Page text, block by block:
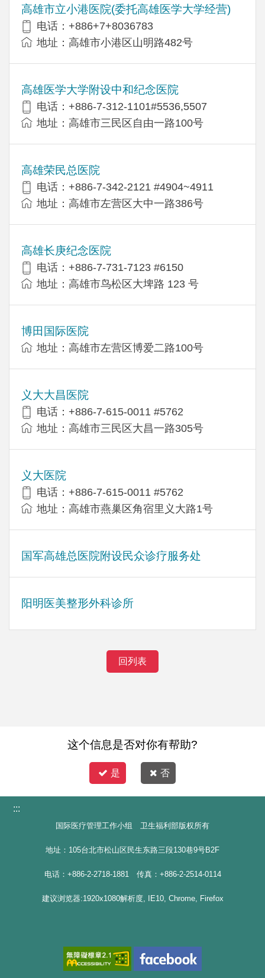
高雄市立小港医院(委托高雄医学大学经营)
电话：+886+7+8036783
地址：高雄市小港区山明路482号
高雄医学大学附设中和纪念医院
电话：+886-7-312-1101#5536,5507
地址：高雄市三民区自由一路100号
高雄荣民总医院
电话：+886-7-342-2121 #4904~4911
地址：高雄市左营区大中一路386号
高雄长庚纪念医院
电话：+886-7-731-7123 #6150
地址：高雄市鸟松区大埤路 123 号
博田国际医院
地址：高雄市左营区博爱二路100号
义大大昌医院
电话：+886-7-615-0011 #5762
地址：高雄市三民区大昌一路305号
义大医院
电话：+886-7-615-0011 #5762
地址：高雄市燕巢区角宿里义大路1号
国军高雄总医院附设民众诊疗服务处
阳明医美整形外科诊所
回列表
这个信息是否对你有帮助?
是 否
:::
国际医疗管理工作小组 卫生福利部版权所有
地址：105台北市松山区民生东路三段130巷9号B2F
电话：+886-2-2718-1881 传真：+886-2-2514-0114
建议浏览器:1920x1080解析度, IE10, Chrome, Firefox